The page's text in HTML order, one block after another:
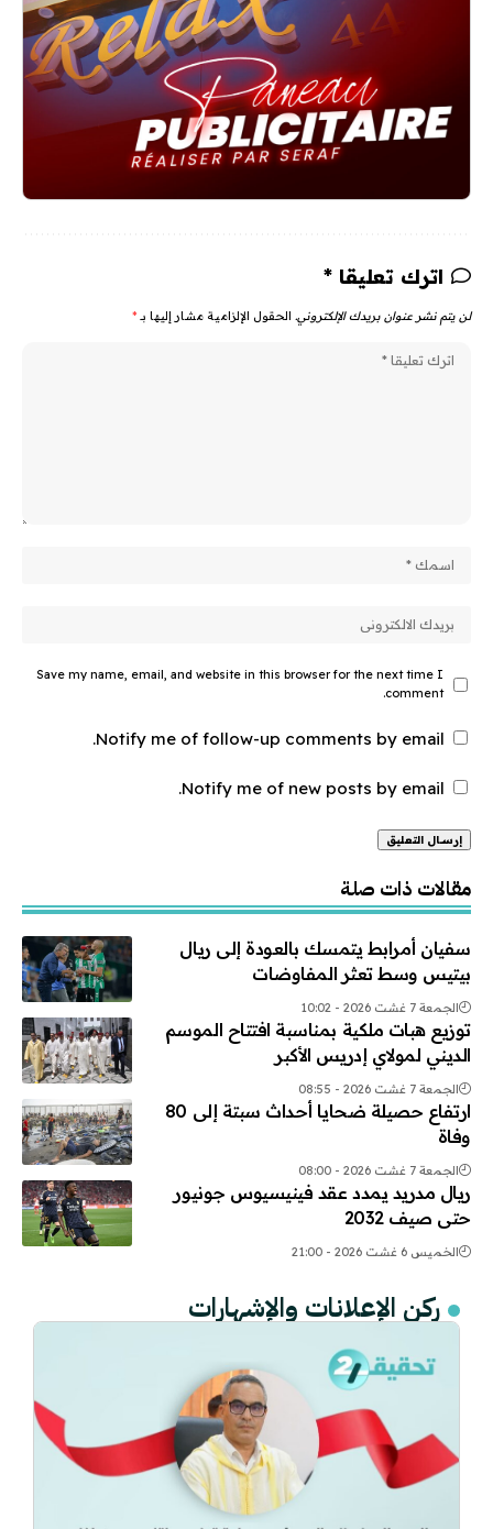
اترك تعليقا *
لن يتم نشر عنوان بريدك الإلكتروني. الحقول الإلزامية مشار إليها بـ *
Save my name, email, and website in this browser for the next time I
comment.
Notify me of follow-up comments by email.
Notify me of new posts by email.
مقالات ذات صلة
سفيان أمرابط يتمسك بالعودة إلى ريال
بيتيس وسط تعثر المفاوضات
الجمعة 7 غشت 2026 - 10:02
توزيع هبات ملكية بمناسبة افتتاح الموسم
الديني لمولاي إدريس الأكبر
الجمعة 7 غشت 2026 - 08:55
ارتفاع حصيلة ضحايا أحداث سبتة إلى 80
وفاة
الجمعة 7 غشت 2026 - 08:00
ريال مدريد يمدد عقد فينيسيوس جونيور
حتى صيف 2032
الخميس 6 غشت 2026 - 21:00
ركن الإعلانات والإشهارات